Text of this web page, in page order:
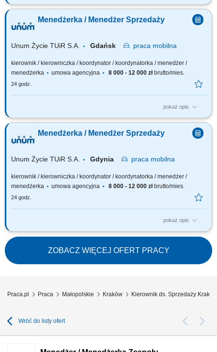
Twoja rola: budujesz i rozwijasz zespół sprzedażowy – rekrutujesz,
wdrażasz i wspierasz ludzi, rozwijasz kompetencje zespołu i pracujesz z
jego potencjałem, odpowiadasz za wyniki i sposób ich osiągania,
rozwijasz zespół w oparciu o wzajemne zaufanie i partnerską
Menedżerka / Menedżer Sprzedaży
Unum Życie TUiR S.A. Gdańsk praca mobilna
kierownik / kierowniczka / koordynator / koordynatorka / menedżer /
menedżerka
umowa agencyjna 8 000 - 12 000 złbrutto/mies.
24 godz.
pokaż opis
Twoja rola: budujesz i rozwijasz zespół sprzedażowy – rekrutujesz,
wdrażasz i wspierasz ludzi, rozwijasz kompetencje zespołu i pracujesz z
jego potencjałem, odpowiadasz za wyniki i sposób ich osiągania,
rozwijasz zespół w oparciu o wzajemne zaufanie i partnerską
Menedżerka / Menedżer Sprzedaży
Unum Życie TUiR S.A. Gdynia praca mobilna
kierownik / kierowniczka / koordynator / koordynatorka / menedżer /
menedżerka
umowa agencyjna 8 000 - 12 000 złbrutto/mies.
24 godz.
pokaż opis
Twoja rola: budujesz i rozwijasz zespół sprzedażowy – rekrutujesz,
wdrażasz i wspierasz ludzi, rozwijasz kompetencje zespołu i pracujesz z
jego potencjałem, odpowiadasz za wyniki i sposób ich osiągania,
rozwijasz zespół w oparciu o wzajemne zaufanie i partnerską
współpracę.
ZOBACZ WIĘCEJ OFERT PRACY
Praca.pl Praca Małopolskie Kraków Kierownik ds. Sprzedaży Kraków
Wróć do listy ofert